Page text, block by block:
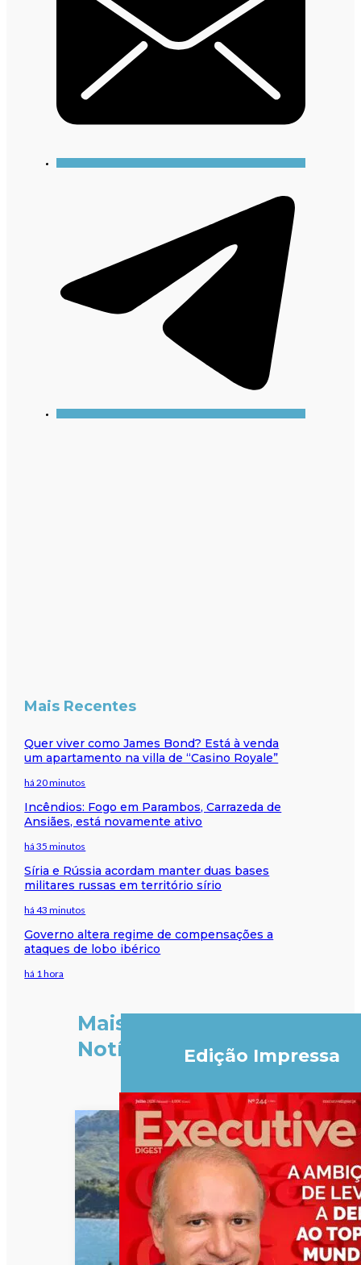
Mais Recentes
Quer viver como James Bond? Está à venda
um apartamento na villa de “Casino Royale”
há 20 minutos
Incêndios: Fogo em Parambos, Carrazeda de
Ansiães, está novamente ativo
há 35 minutos
Síria e Rússia acordam manter duas bases
militares russas em território sírio
há 43 minutos
Governo altera regime de compensações a
ataques de lobo ibérico
há 1 hora
Mais
Notícias
Edição Impressa